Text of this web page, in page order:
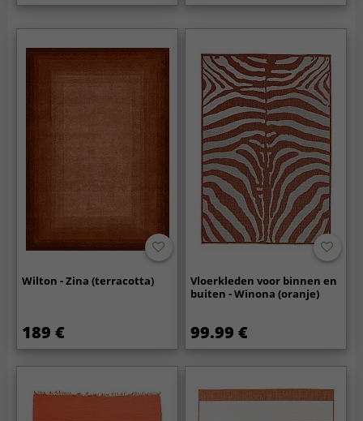
Wilton - Zina (terracotta)
189 €
Vloerkleden voor binnen en
buiten - Winona (oranje)
99.99 €